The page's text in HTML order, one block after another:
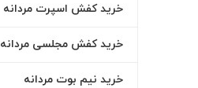
خرید کفش اسپرت مردانه
خرید کفش مجلسی مردانه
خرید نیم بوت مردانه